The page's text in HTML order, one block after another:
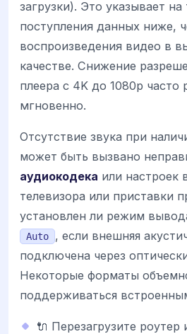
загрузки). Это указывает
поступления данных ниже,
воспроизведения видео в
качестве. Снижение
плеера с 4K до 1080p
мгновенно.
Отсутствие звука при
может быть вызвано
аудиокодека или
телевизора или приставки
установлен ли режим
Auto
, если внешняя
подключена через
Некоторые форматы
поддерживаться
🔌 Перезагрузите роутер